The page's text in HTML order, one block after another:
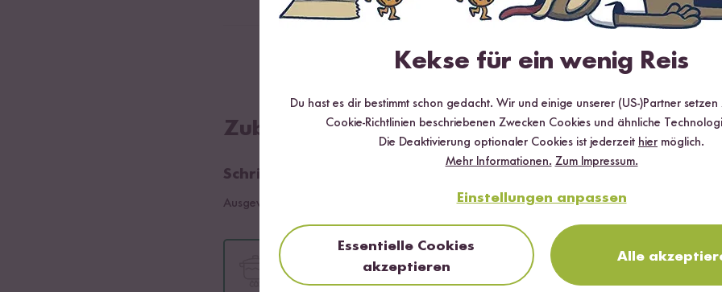
Nach Belieben Petersilie
Zubereitung
Schritt 01
Ausgewählte Sorte:
Kekse für ein wenig Reis
Du hast es dir bestimmt schon gedacht. Wir und einige unserer (US-)Partner
Cookie-Richtlinien beschriebenen Zwecken Cookies und ähnliche
Die Deaktivierung optionaler Cookies ist jederzeit hier möglich.
Mehr Informationen. Zum Impressum.
Einstellungen anpassen
Essentielle Cookies
akzeptieren
Alle